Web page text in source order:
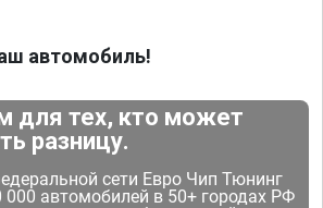
автомобиль!
для тех, кто может
разницу.
сети Евро Чип Тюнинг
000 автомобилей в 50+ городах РФ